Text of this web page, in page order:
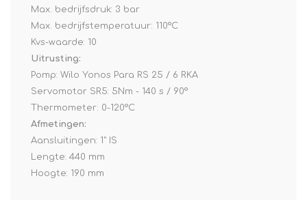
Max. bedrijfsdruk: 3 bar
Max. bedrijfstemperatuur: 110°C
Kvs-waarde: 10
Uitrusting:
Pomp: Wilo Yonos Para RS 25 / 6 RKA
Servomotor SR5: 5Nm - 140 s / 90°
Thermometer: 0-120°C
Afmetingen:
Aansluitingen: 1" IS
Lengte: 440 mm
Hoogte: 190 mm